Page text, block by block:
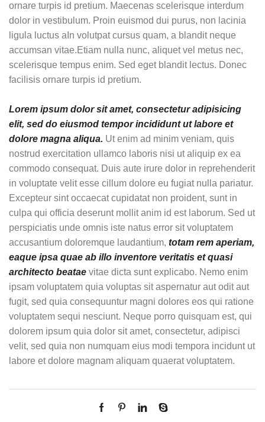
ornare turpis id pretium. Maecenas scelerisque interdum
dolor in vestibulum. Proin euismod dui purus, non lacinia
ligula luctus aIn volutpat cursus quam, a blandit neque
accumsan vitae.Etiam nulla nunc, aliquet vel metus nec,
scelerisque tempus enim. Sed eget blandit lectus. Donec
facilisis ornare turpis id pretium.
Lorem ipsum dolor sit amet, consectetur adipisicing
elit, sed do eiusmod tempor incididunt ut labore et
dolore magna aliqua. Ut enim ad minim veniam, quis
nostrud exercitation ullamco laboris nisi ut aliquip ex ea
commodo consequat. Duis aute irure dolor in reprehenderit
in voluptate velit esse cillum dolore eu fugiat nulla pariatur.
Excepteur sint occaecat cupidatat non proident, sunt in
culpa qui officia deserunt mollit anim id est laborum. Sed ut
perspiciatis unde omnis iste natus error sit voluptatem
accusantium doloremque laudantium, totam rem aperiam,
eaque ipsa quae ab illo inventore veritatis et quasi
architecto beatae vitae dicta sunt explicabo. Nemo enim
ipsam voluptatem quia voluptas sit aspernatur aut odit aut
fugit, sed quia consequuntur magni dolores eos qui ratione
voluptatem sequi nesciunt. Neque porro quisquam est, qui
dolorem ipsum quia dolor sit amet, consectetur, adipisci
velit, sed quia non numquam eius modi tempora incidunt ut
labore et dolore magnam aliquam quaerat voluptatem.